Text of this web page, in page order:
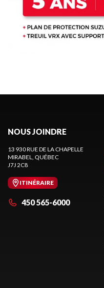
NOUS JOINDRE
13 930 RUE DE LA CHAPELLE
MIRABEL, QUÉBEC
J7J 2C8
ITINÉRAIRE
450 565-6000